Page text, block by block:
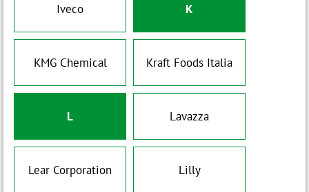
Iveco K
KMG Chemical Kraft Foods Italia
L Lavazza
Lear Corporation Lilly